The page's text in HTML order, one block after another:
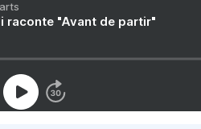
raconte "Avant de partir"